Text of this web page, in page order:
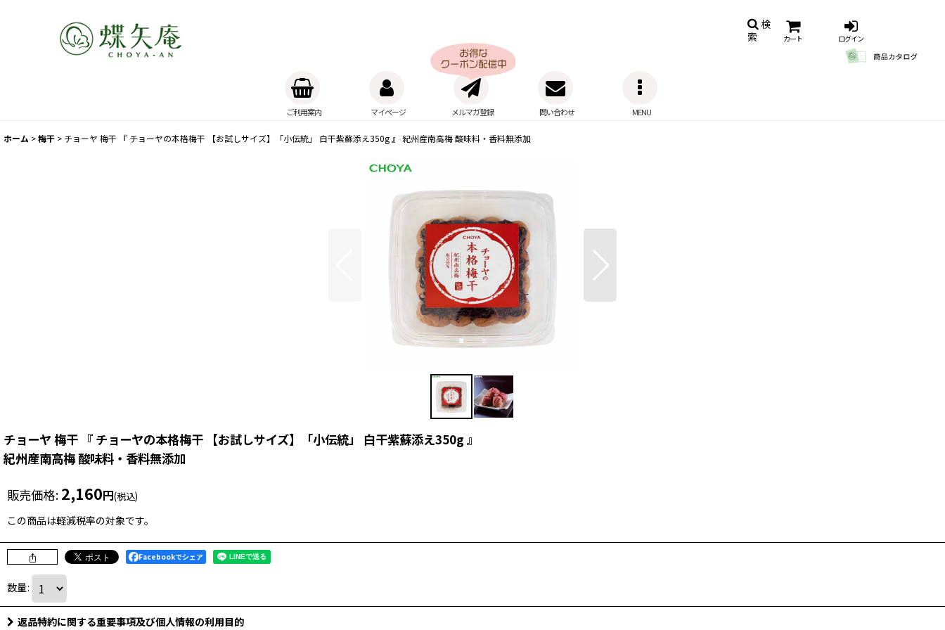
検
索
カート ログイン
ご利用案内 マイページ メルマガ登録 問い合わせ MENU
ホーム >梅干 > チョーヤ 梅干 『 チョーヤの本格梅干 【お試しサイズ】「小伝統」 白干紫蘇添え350g 』 紀州産南高梅 酸味料・香料無添加
チョーヤ 梅干 『 チョーヤの本格梅干 【お試しサイズ】「小伝統」 白干紫蘇添え350g 』
紀州産南高梅 酸味料・香料無添加
販売価格: 2,160円(税込)
この商品は軽減税率の対象です。
Facebookでシェア
数量:
返品特約に関する重要事項及び個人情報の利用目的